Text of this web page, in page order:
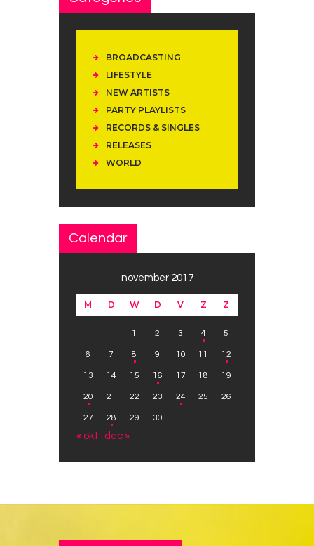
BROADCASTING
LIFESTYLE
NEW ARTISTS
PARTY PLAYLISTS
RECORDS & SINGLES
RELEASES
WORLD
Calendar
november 2017
M D W D V Z Z
1 2 3 4 5
6 7 8 9 10 11 12
13 14 15 16 17 18 19
20 21 22 23 24 25 26
27 28 29 30
« okt dec »